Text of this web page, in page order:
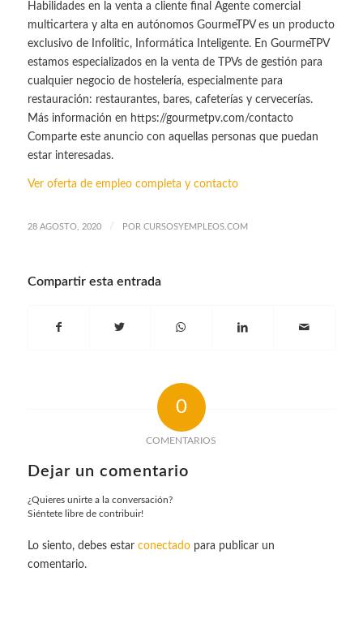
Habilidades en la venta a cliente final Agente comercial
multicartera y alta en autónomos GourmeTPV es un producto
exclusivo de Infolitic, Informática Inteligente. En GourmeTPV
estamos especializados en la venta de TPVs de gestión para
cualquier negocio de hostelería, especialmente para
restauración: restaurantes, bares, cafeterías y cervecerías.
Más información en https://gourmetpv.com/contacto
Comparte este anuncio con aquellas personas que puedan
estar interesadas.
Ver oferta de empleo completa y contacto
28 AGOSTO, 2020 / POR CURSOSYEMPLEOS.COM
Compartir esta entrada
0
COMENTARIOS
Dejar un comentario
¿Quieres unirte a la conversación?
Siéntete libre de contribuir!
Lo siento, debes estar conectadopara publicar un
comentario.